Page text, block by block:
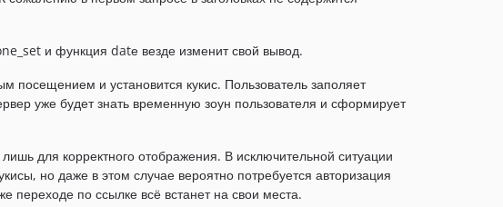
и функция datе везде изменит свой вывод.
посещением и установится кукис. Пользователь заполяет
уже будет знать временную зоун пользователя и сформирует
для корректного отображения. В исключительной ситуации
но даже в этом случае вероятно потребуется авторизация
переходе по ссылке всё встанет на свои места.